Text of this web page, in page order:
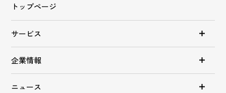
トップページ
サービス
企業情報
ニュース